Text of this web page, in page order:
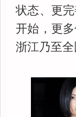
状态、更
开始，更
浙江乃至